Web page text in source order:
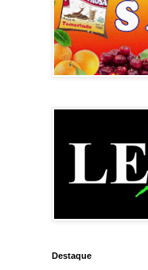
Destaque